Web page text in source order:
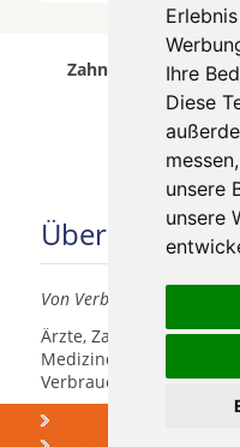
Ihre
Diese
unsere
unsere
Zahnärzte für
05
Über uns
Von Verbrauchern für
Ärzte, Zahnärzte,
Medizindienstleister
Verbrauchern